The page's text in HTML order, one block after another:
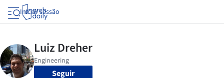
Iniciar sessão
Seguir